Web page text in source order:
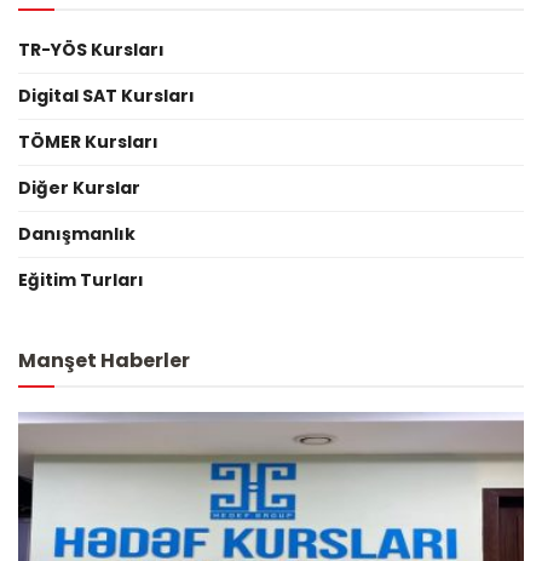
TR-YÖS Kursları
Digital SAT Kursları
TÖMER Kursları
Diğer Kurslar
Danışmanlık
Eğitim Turları
Manşet Haberler